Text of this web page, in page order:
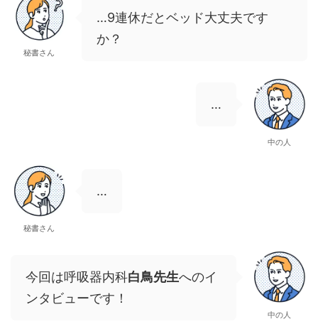
秘書さん
…9連休だとベッド大丈夫です
か？
…
中の人
秘書さん
…
今回は呼吸器内科白鳥先生へのイ
ンタビューです！
中の人